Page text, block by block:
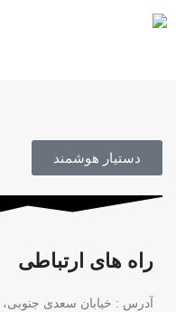
دستیار هوشمند
راه های ارتباطی
آدرس : خیابان سعدی جنوبی،